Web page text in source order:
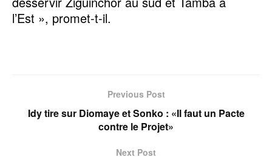
l’Est », promet-t-il.
Previous Post
Idy tire sur Diomaye et Sonko : «Il faut un Pacte
contre le Projet»
Next Post